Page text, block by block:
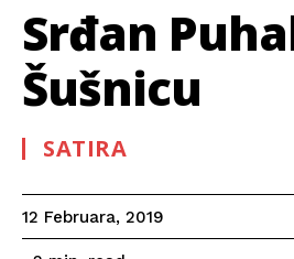
Srđan
Šušnicu
SATIRA
12 Februara, 2019